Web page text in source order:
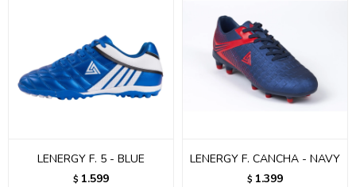
LENERGY F. 5 - BLUE
$ 1.599
LENERGY F. CANCHA - NAVY
$ 1.399